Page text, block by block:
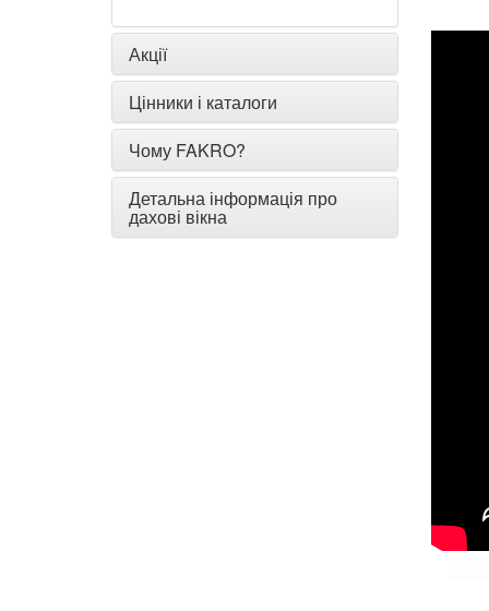
Акції
Цінники і каталоги
Чому FAKRO?
Детальна інформація про
дахові вікна